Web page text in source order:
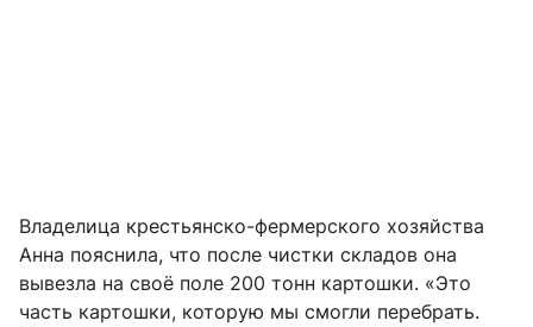
Владелица крестьянско-фермерского хозяйства
Анна пояснила, что после чистки складов она
вывезла на своё поле 200 тонн картошки. «Это
часть картошки, которую мы смогли перебрать.